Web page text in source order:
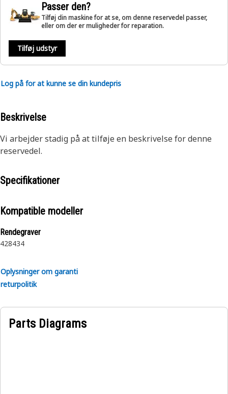
Passer den?
Tilføj din maskine for at se, om denne reservedel passer,
eller om der er muligheder for reparation.
Tilføj udstyr
Log på for at kunne se din kundepris
Beskrivelse
Vi arbejder stadig på at tilføje en beskrivelse for denne
reservedel.
Specifikationer
Kompatible modeller
Rendegraver
428434
Oplysninger om garanti
returpolitik
Parts Diagrams